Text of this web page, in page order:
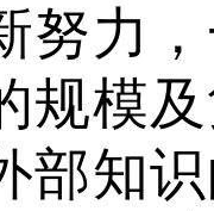
努力
规模
部知